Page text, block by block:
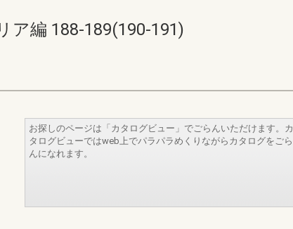
ア編 188-189(190-191)
お探しのページは「カタログビュー」でごらんいただけます。カ
タログビューではweb上でパラパラめくりながらカタログをごら
んになれます。